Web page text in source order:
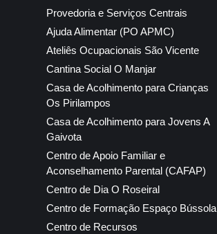
Provedoria e Serviços Centrais
Ajuda Alimentar (PO APMC)
Ateliês Ocupacionais São Vicente
Cantina Social O Manjar
Casa de Acolhimento para Crianças
Os Pirilampos
Casa de Acolhimento para Jovens A
Gaivota
Centro de Apoio Familiar e
Aconselhamento Parental (CAFAP)
Centro de Dia O Roseiral
Centro de Formação Espaço Bússola
Centro de Recursos